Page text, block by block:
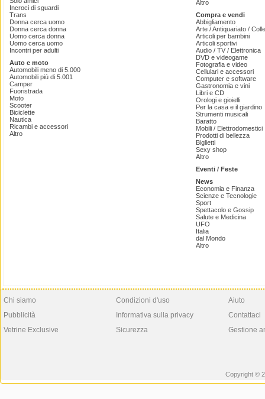
Incroci di sguardi
Trans
Donna cerca uomo
Donna cerca donna
Uomo cerca donna
Uomo cerca uomo
Incontri per adulti
Auto e moto
Automobili meno di 5.000
Automobili più di 5.001
Camper
Fuoristrada
Moto
Scooter
Biciclette
Nautica
Ricambi e accessori
Altro
Altro
Compra e vendi
Abbigliamento
Arte / Antiquariato /
Articoli per bambini
Articoli sportivi
Audio / TV / Elettronica
DVD e videogame
Fotografia e video
Cellulari e accessori
Computer e software
Gastronomia e vini
Libri e CD
Orologi e gioielli
Per la casa e il giardino
Strumenti musicali
Baratto
Mobili / Elettrodomestici
Prodotti di bellezza
Biglietti
Sexy shop
Altro
Eventi / Feste
News
Economia e Finanza
Scienze e Tecnologie
Sport
Spettacolo e Gossip
Salute e Medicina
UFO
Italia
dal Mondo
Altro
Chi siamo
Pubblicità
Vetrine Exclusive
Condizioni d'uso
Informativa sulla privacy
Sicurezza
Aiuto
Contattaci
Gestione
Copyright ©